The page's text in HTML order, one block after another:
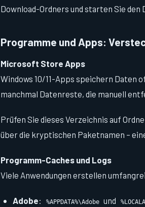
Download-Ordners und starten Sie den
Programme und Apps:
Microsoft Store Apps
Windows 10/11-Apps speichern Daten
manchmal Datenreste, die manuell
Prüfen Sie dieses Verzeichnis auf
über die kryptischen Paketnamen –
Programm-Caches und Logs
Viele Anwendungen erstellen
Adobe: %APPDATA%\Adobe und